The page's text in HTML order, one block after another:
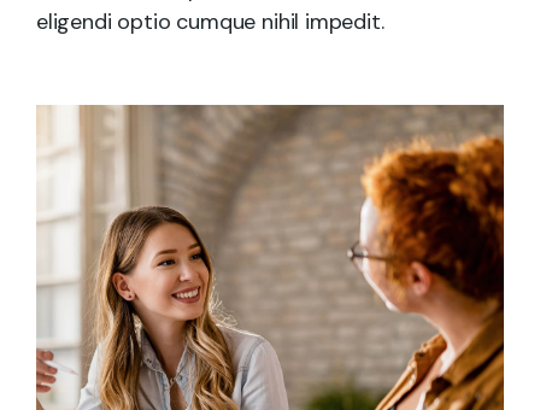
eligendi optio cumque nihil impedit.